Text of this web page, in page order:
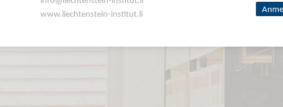
www.liechtenstein-institut.li